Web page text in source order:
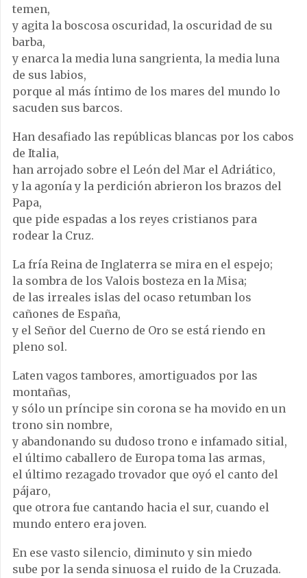
temen,
y agita la boscosa oscuridad, la oscuridad de su
barba,
y enarca la media luna sangrienta, la media luna
de sus labios,
porque al más íntimo de los mares del mundo lo
sacuden sus barcos.
Han desafiado las repúblicas blancas por los cabos
de Italia,
han arrojado sobre el León del Mar el Adriático,
y la agonía y la perdición abrieron los brazos del
Papa,
que pide espadas a los reyes cristianos para
rodear la Cruz.
La fría Reina de Inglaterra se mira en el espejo;
la sombra de los Valois bosteza en la Misa;
de las irreales islas del ocaso retumban los
cañones de España,
y el Señor del Cuerno de Oro se está riendo en
pleno sol.
Laten vagos tambores, amortiguados por las
montañas,
y sólo un príncipe sin corona se ha movido en un
trono sin nombre,
y abandonando su dudoso trono e infamado sitial,
el último caballero de Europa toma las armas,
el último rezagado trovador que oyó el canto del
pájaro,
que otrora fue cantando hacia el sur, cuando el
mundo entero era joven.
En ese vasto silencio, diminuto y sin miedo
sube por la senda sinuosa el ruido de la Cruzada.